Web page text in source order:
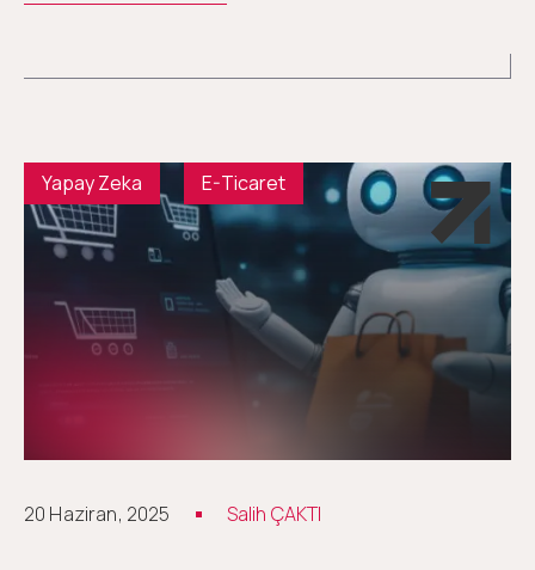
Yapay Zeka E-Ticaret
20 Haziran, 2025 Salih ÇAKTI